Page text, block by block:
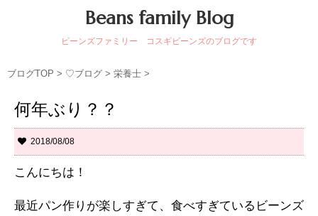
Beans family Blog
ビーンズファミリー コスギビーンズのブログです
ブログTOP > ♡ブログ > 栄養士 >
何年ぶり？？
2018/08/08
こんにちは！
最近パン作りが楽しすぎて、食べすぎているビーンズ